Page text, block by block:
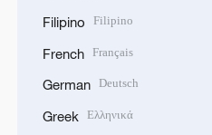
Filipino Filipino
French Français
German Deutsch
Greek Ελληνικά